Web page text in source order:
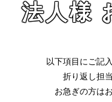
法人様
以下項目にご記
折り返し担
お急ぎの方は